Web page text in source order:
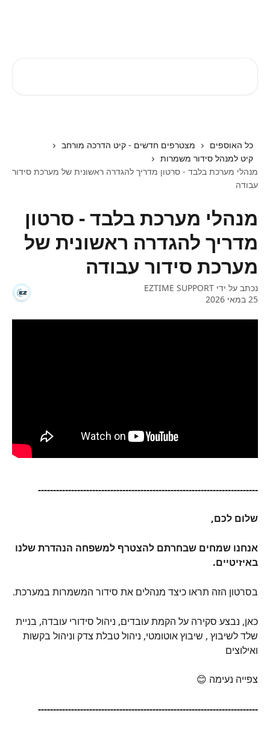
כל האוספים
מצטרפים חדשים - קיט הדרכה מורחב
קיט למנהל סידור משמרות
מנהלי מערכת בלבד - סרטון מדריך להגדרה ראשונית של מערכת סידור
עבודה
מנהלי מערכת בלבד - סרטון
מדריך להגדרה ראשונית של
מערכת סידור עבודה
נכתב על ידי EZTIME SUPPORT
25 במאי 2026
-------------------------------------------------------------------------
שלום לכם,
אנחנו שמחים שבחרתם להצטרף למשפחה הנהדרת שלנו
באיזיטיים.
בסרטון הזה תראו כיצד מנהלים את סידור המשמרות במערכת.
כאן, נבצע סקירה על הקמת עובדים, ניהול סידורי עובדה, בניית
שלד לשיבוץ , שיבוץ אוטומטי, ניהול טבלת צדק וניהול בקשות
ואילוצים
צפייה נעימה 😊
-------------------------------------------------------------------------